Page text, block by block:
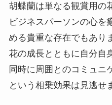
胡蝶蘭は単なる観賞用の
ビジネスパーソンの心を
める貴重な存在でもあり
花の成長とともに自分自
同時に周囲とのコミュニ
という相乗効果は見逃せ